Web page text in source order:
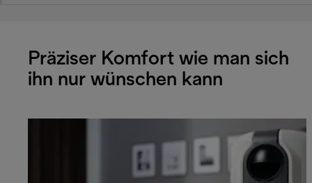
Präziser Komfort wie man sich
ihn nur wünschen kann